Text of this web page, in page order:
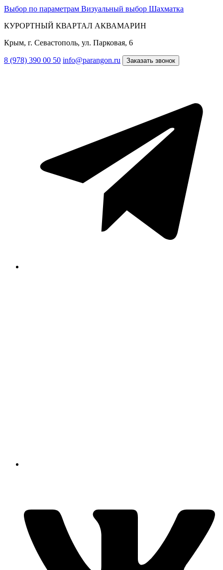
Выбор по параметрам Визуальный выбор Шахматка
КУРОРТНЫЙ КВАРТАЛ АКВАМАРИН
Крым, г. Севастополь, ул. Парковая, 6
8 (978) 390 00 50 info@parangon.ru Заказать звонок